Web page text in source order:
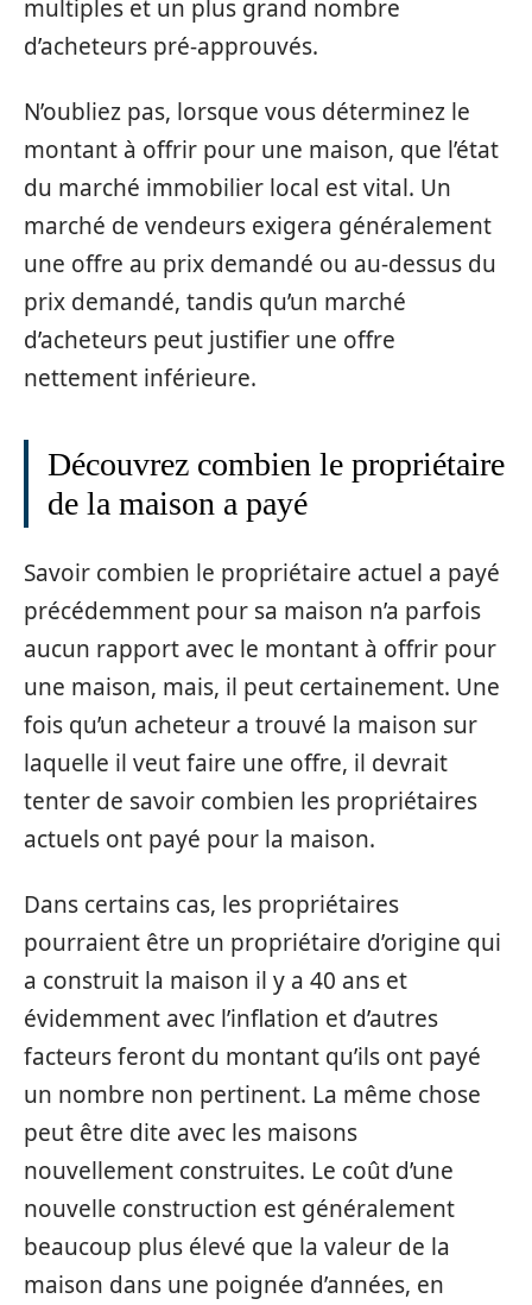
multiples et un plus grand nombre
d’acheteurs pré-approuvés.
N’oubliez pas, lorsque vous déterminez le
montant à offrir pour une maison, que l’état
du marché immobilier local est vital. Un
marché de vendeurs exigera généralement
une offre au prix demandé ou au-dessus du
prix demandé, tandis qu’un marché
d’acheteurs peut justifier une offre
nettement inférieure.
Découvrez combien le propriétaire
de la maison a payé
Savoir combien le propriétaire actuel a payé
précédemment pour sa maison n’a parfois
aucun rapport avec le montant à offrir pour
une maison, mais, il peut certainement. Une
fois qu’un acheteur a trouvé la maison sur
laquelle il veut faire une offre, il devrait
tenter de savoir combien les propriétaires
actuels ont payé pour la maison.
Dans certains cas, les propriétaires
pourraient être un propriétaire d’origine qui
a construit la maison il y a 40 ans et
évidemment avec l’inflation et d’autres
facteurs feront du montant qu’ils ont payé
un nombre non pertinent. La même chose
peut être dite avec les maisons
nouvellement construites. Le coût d’une
nouvelle construction est généralement
beaucoup plus élevé que la valeur de la
maison dans une poignée d’années, en